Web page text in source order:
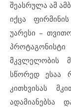
შეასრულა ამ
იქცა
უარესი –
მკვლელობის
სწორედ ესაა
კითხვისას
ადამიანებსა